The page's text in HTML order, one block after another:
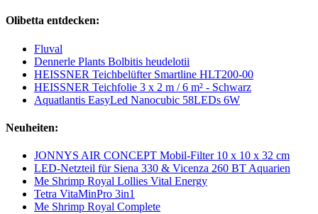
Olibetta entdecken:
Fluval
Dennerle Plants Bolbitis heudelotii
HEISSNER Teichbelüfter Smartline HLT200-00
HEISSNER Teichfolie 3 x 2 m / 6 m² - Schwarz
Aquatlantis EasyLed Nanocubic 58LEDs 6W
Neuheiten:
JONNYS AIR CONCEPT Mobil-Filter 10 x 10 x 32 cm
LED-Netzteil für Siena 330 & Vicenza 260 BT Aquarien
Me Shrimp Royal Lollies Vital Energy
Tetra VitaMinPro 3in1
Me Shrimp Royal Complete